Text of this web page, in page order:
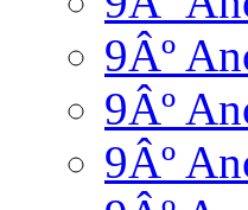
9Âº
9Âº
9Âº